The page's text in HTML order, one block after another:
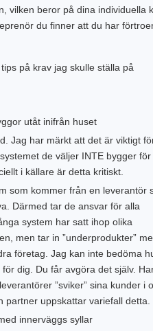
vilken beror på dina individuella
du finner att du har
på krav jag skulle ställa på
utåt inifrån huset
Jag har märkt att det är viktigt
de väljer INTE bygger för
i källare är detta kritiskt.
som kommer från en leverantör
Därmed tar de ansvar för alla
system har satt ihop olika
men tar in ”underprodukter”
företag. Jag kan inte bedöma
dig. Du får avgöra det själv.
”sviker” sina kunder i
partner uppskattar variefall detta.
innerväggs syllar